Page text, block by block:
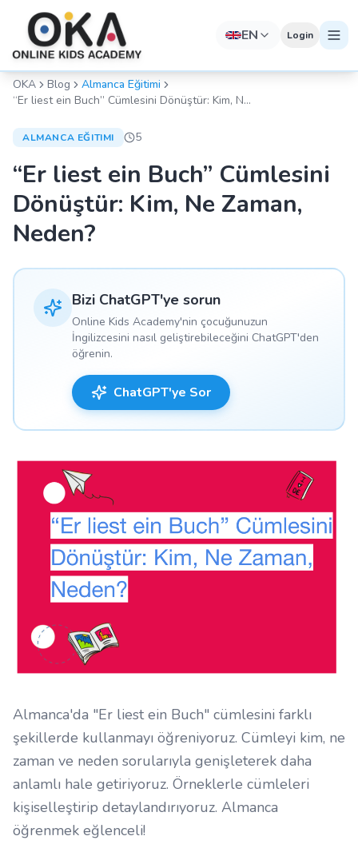
EN Login
OKA Blog
Almanca Eğitimi
“Er liest ein Buch” Cümlesini Dönüştür: Kim, Ne
ALMANCA EĞITIMI 5
“Er liest ein Buch” Cümlesini
Dönüştür: Kim, Ne Zaman,
Neden?
Bizi ChatGPT'ye sorun
Online Kids Academy'nin çocuğunuzun
İngilizcesini nasıl geliştirebileceğini ChatGPT'den
öğrenin.
ChatGPT'ye Sor
Almanca'da "Er liest ein Buch" cümlesini farklı
şekillerde kullanmayı öğreniyoruz. Cümleyi kim, ne
zaman ve neden sorularıyla genişleterek daha
anlamlı hale getiriyoruz. Örneklerle cümleleri
kişiselleştirip detaylandırıyoruz. Almanca
öğrenmek eğlenceli!